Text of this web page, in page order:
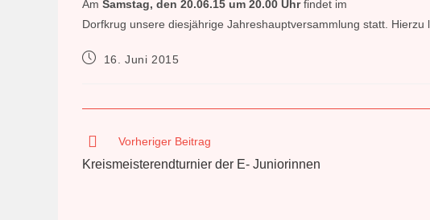
Am Samstag, den 20.06.15 um 20.00 Uhrfindet im
Dorfkrug unsere diesjährige Jahreshauptversammlung statt. Hierzu
Beitrag16. Juni 2015
Weitere
ansehen
Vorheriger Beitrag
Kreismeisterendturnier der E- Juniorinnen